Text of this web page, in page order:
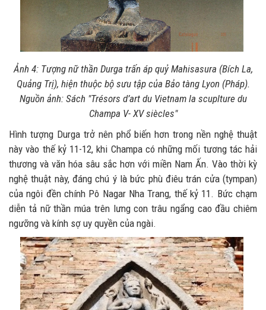
Ảnh 4: Tượng nữ thần Durga trấn áp quỷ Mahisasura (Bích La,
Quảng Trị), hiện thuộc bộ sưu tập của Bảo tàng Lyon (Pháp).
Nguồn ảnh: Sách "Trésors d’art du Vietnam la scuplture du
Champa V- XV siècles"
Hình tượng Durga trở nên phổ biến hơn trong nền nghệ thuật
này vào thế kỷ 11-12, khi Champa có những mối tương tác hải
thương và văn hóa sâu sắc hơn với miền Nam Ấn. Vào thời kỳ
nghệ thuật này, đáng chú ý là bức phù điêu trán cửa (tympan)
của ngôi đền chính Pô Nagar Nha Trang, thế kỷ 11. Bức chạm
diễn tả nữ thần múa trên lưng con trâu ngẩng cao đầu chiêm
ngưỡng và kính sợ uy quyền của ngài.